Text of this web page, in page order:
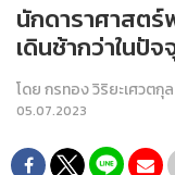
นักดาราศาสตร์
เดินช้ากว่าในปัจ
โดยกรทอง วิริยะเศวตกุล
05.07.2023